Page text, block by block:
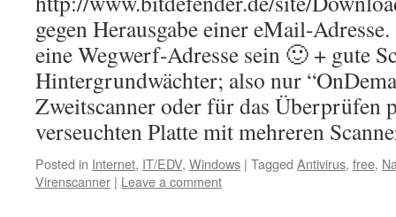
gegen Herausgabe einer eMail-
eine Wegwerf-Adresse sein 🙂 + gute
Hintergrundwächter; also nur
Zweitscanner oder für das Überprüfen
verseuchten Platte mit mehreren
Posted in Internet, IT/EDV, Windows | Tagged Antivirus, free,
Virenscanner | Leave a comment